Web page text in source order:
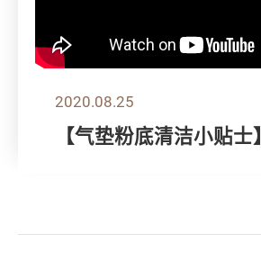
2020.08.25
【气垫粉底清洁小贴士】